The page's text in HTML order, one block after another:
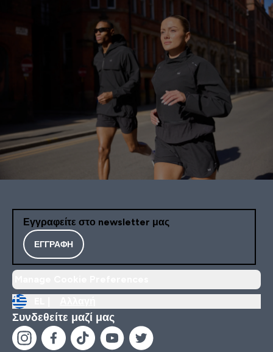
Εγγραφείτε στο newsletter μας
ΕΓΓΡΑΦΉ
Συνδεθείτε μαζί μας